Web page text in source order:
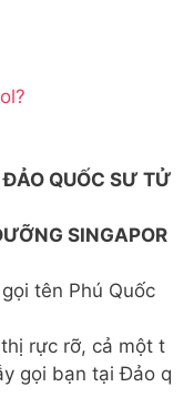
QUỐC SƯ TỬ
SINGAPOR
tên Phú Quốc
rực rỡ, cả một t
gọi bạn tại Đảo q